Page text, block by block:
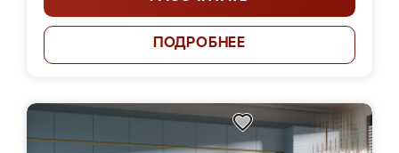
ПОДРОБНЕЕ